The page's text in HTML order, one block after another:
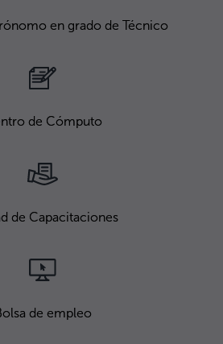
en grado de Técnico
de Cómputo
de Capacitaciones
de empleo